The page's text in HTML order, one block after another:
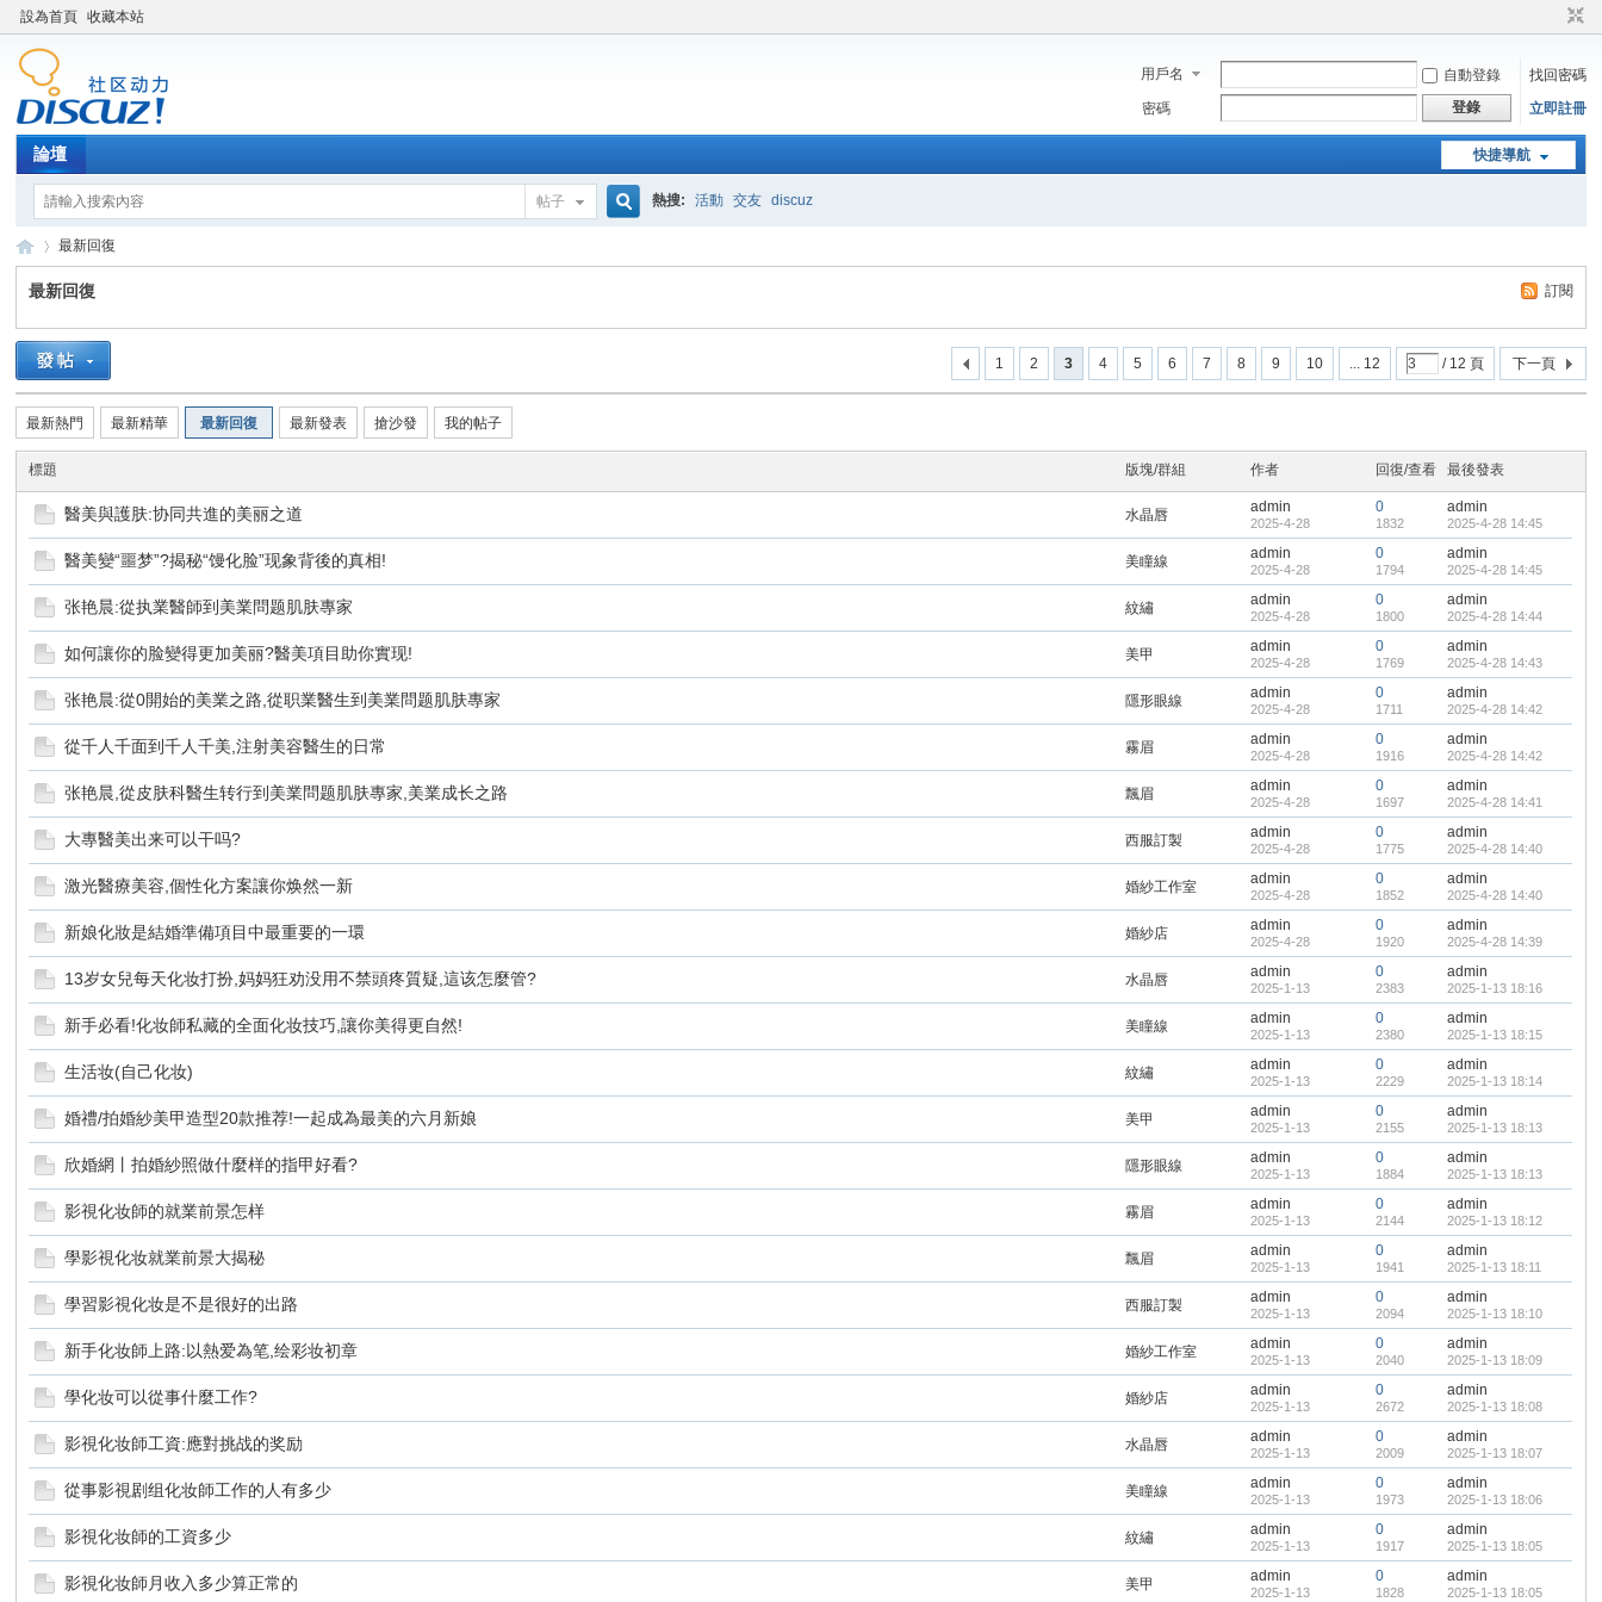
設為首頁 收藏本站
用戶名 自動登錄
找回密碼
密碼
登錄 立即註冊
快捷導航
論壇
帖子 熱搜: 活動 交友 discuz
新
竹
›
最新回復
訂閱
最新回復
1 2 3 4 5 6 7 8 9 10 ... 12 / 12 頁 下一頁
最新熱門 最新精華 最新回復 最新發表 搶沙發 我的帖子
標題 版塊/群組 作者 回復/查看 最後發表
醫美與護肤:协同共進的美丽之道 水晶唇 admin
2025-4-28
0
1832
admin
2025-4-28 14:45
醫美變“噩梦”?揭秘“馒化脸”现象背後的真相! 美瞳線 admin
2025-4-28
0
1794
admin
2025-4-28 14:45
张艳晨:從执業醫師到美業問题肌肤專家 紋繡 admin
2025-4-28
0
1800
admin
2025-4-28 14:44
如何讓你的脸變得更加美丽?醫美項目助你實现! 美甲 admin
2025-4-28
0
1769
admin
2025-4-28 14:43
张艳晨:從0開始的美業之路,從职業醫生到美業問题肌肤專家 隱形眼線 admin
2025-4-28
0
1711
admin
2025-4-28 14:42
從千人千面到千人千美,注射美容醫生的日常 霧眉 admin
2025-4-28
0
1916
admin
2025-4-28 14:42
张艳晨,從皮肤科醫生转行到美業問题肌肤專家,美業成长之路 飄眉 admin
2025-4-28
0
1697
admin
2025-4-28 14:41
大專醫美出来可以干吗? 西服訂製 admin
2025-4-28
0
1775
admin
2025-4-28 14:40
激光醫療美容,個性化方案讓你焕然一新 婚紗工作室 admin
2025-4-28
0
1852
admin
2025-4-28 14:40
新娘化妝是結婚準備項目中最重要的一環 婚紗店 admin
2025-4-28
0
1920
admin
2025-4-28 14:39
13岁女兒每天化妆打扮,妈妈狂劝没用不禁頭疼質疑,這该怎麼管? 水晶唇 admin
2025-1-13
0
2383
admin
2025-1-13 18:16
新手必看!化妆師私藏的全面化妆技巧,讓你美得更自然! 美瞳線 admin
2025-1-13
0
2380
admin
2025-1-13 18:15
生活妆(自己化妆) 紋繡 admin
2025-1-13
0
2229
admin
2025-1-13 18:14
婚禮/拍婚紗美甲造型20款推荐!一起成為最美的六月新娘 美甲 admin
2025-1-13
0
2155
admin
2025-1-13 18:13
欣婚網丨拍婚紗照做什麼样的指甲好看? 隱形眼線 admin
2025-1-13
0
1884
admin
2025-1-13 18:13
影視化妆師的就業前景怎样 霧眉 admin
2025-1-13
0
2144
admin
2025-1-13 18:12
學影視化妆就業前景大揭秘 飄眉 admin
2025-1-13
0
1941
admin
2025-1-13 18:11
學習影視化妆是不是很好的出路 西服訂製 admin
2025-1-13
0
2094
admin
2025-1-13 18:10
新手化妆師上路:以熱爱為笔,绘彩妆初章 婚紗工作室 admin
2025-1-13
0
2040
admin
2025-1-13 18:09
學化妆可以從事什麼工作? 婚紗店 admin
2025-1-13
0
2672
admin
2025-1-13 18:08
影視化妆師工資:應對挑战的奖励 水晶唇 admin
2025-1-13
0
2009
admin
2025-1-13 18:07
從事影視剧组化妆師工作的人有多少 美瞳線 admin
2025-1-13
0
1973
admin
2025-1-13 18:06
影視化妆師的工資多少 紋繡 admin
2025-1-13
0
1917
admin
2025-1-13 18:05
影視化妆師月收入多少算正常的 美甲 admin
2025-1-13
0
1828
admin
2025-1-13 18:05